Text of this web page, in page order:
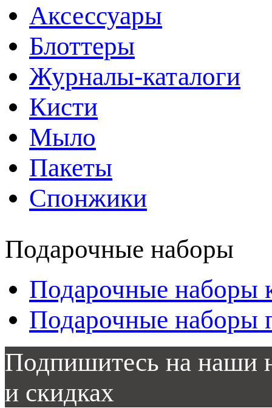
Аксессуары
Блоттеры
Журналы-каталоги
Кисти
Мыло
Пакеты
Спонжики
Подарочные наборы
Подарочные наборы
Подарочные наборы
Подпишитесь на наши
и скидках